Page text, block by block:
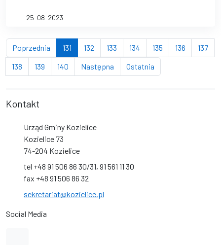
25-08-2023
Poprzednia strona
131 (bieżąca strona)
132 strona
133 strona
134 strona
135 strona
136 strona
137
138 strona
139 strona
140 stronaNastępna stronaOstatnia
Kontakt
Urząd Gminy Kozielice
Kozielice 73
74-204 Kozielice
tel +48 91 506 86 30/31, 91 561 11 30
fax +48 91 506 86 32
sekretariat@kozielice.pl
Social Media